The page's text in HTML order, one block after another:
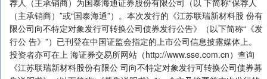
荐人（主承销商）为国泰海通证券股份有限公司（以 下简称“保荐人
（主承销商）”或“国泰海通”）。本次发行的《江苏联瑞新材料股 份有
限公司向不特定对象发行可转换公司债券发行公告》（以下简称“《发
行公 告》”）已刊登在中国证监会指定的上市公司信息披露媒体上。
投资者亦可在上 海证券交易所网站（http://www.sse.com.cn）查询
《江苏联瑞新材料股份有限公 司向不特定对象发行可转换公司债券募